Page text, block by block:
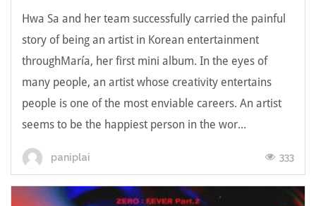
Hwa Sa and her team successfully carried the painful
story of being an artist in Korean entertainment
throughMaría, her first mini album. In the eyes of
many people, an artist whose creativity entertains
people is one of the most enviable careers. An artist
seems to be the happiest person in the wor...
paniplai 333